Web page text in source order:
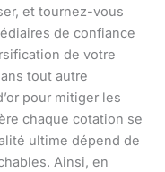
et tournez-vous
de confiance
de votre
tout autre
pour mitiger les
chaque cotation se
ultime dépend de
Ainsi, en